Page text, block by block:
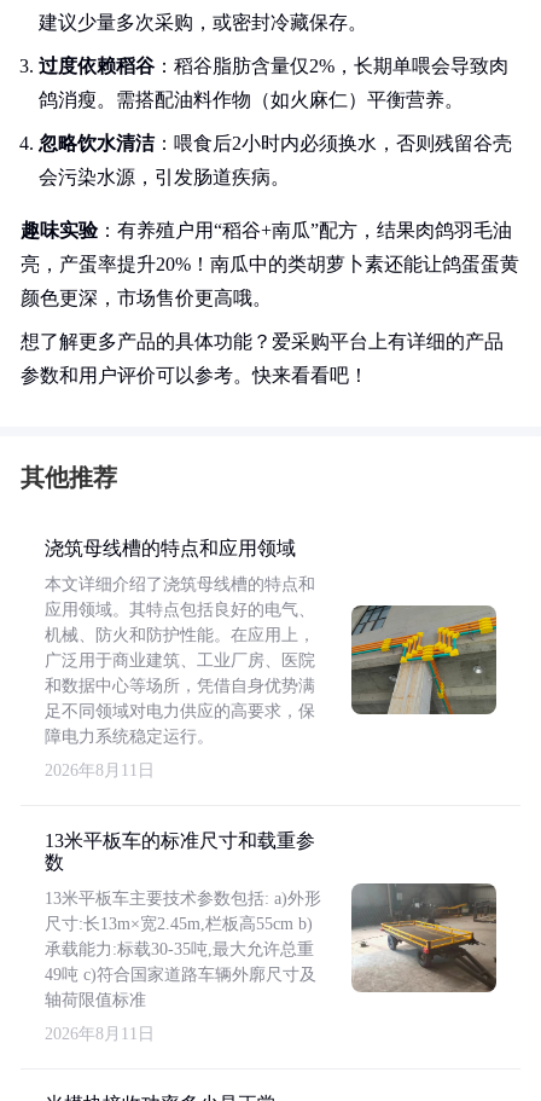
建议少量多次采购，或密封冷藏保存。
过度依赖稻谷 ：稻谷脂肪含量仅2%，长期单喂会导致肉
鸽消瘦。需搭配油料作物（如火麻仁）平衡营养。
忽略饮水清洁：喂食后2小时内必须换水，否则残留谷壳
会污染水源，引发肠道疾病。
趣味实验：有养殖户用“稻谷+南瓜”配方，结果肉鸽羽毛油
亮，产蛋率提升20%！南瓜中的类胡萝卜素还能让鸽蛋蛋黄
颜色更深，市场售价更高哦。
想了解更多产品的具体功能？爱采购平台上有详细的产品
参数和用户评价可以参考。快来看看吧！
其他推荐
浇筑母线槽的特点和应用领域
本文详细介绍了浇筑母线槽的特点和
应用领域。其特点包括良好的电气、
机械、防火和防护性能。在应用上，
广泛用于商业建筑、工业厂房、医院
和数据中心等场所，凭借自身优势满
足不同领域对电力供应的高要求，保
障电力系统稳定运行。
2026年8月11日
13米平板车的标准尺寸和载重参
数
13米平板车主要技术参数包括: a)外形
尺寸:长13m×宽2.45m,栏板高55cm b)
承载能力:标载30-35吨,最大允许总重
49吨 c)符合国家道路车辆外廓尺寸及
轴荷限值标准
2026年8月11日